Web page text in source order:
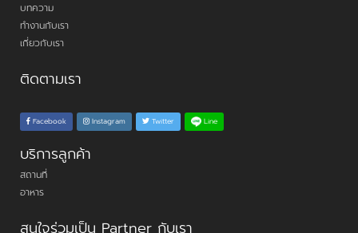
บทความ
ทำงานกับเรา
เกี่ยวกับเรา
ติดตามเรา
Facebook Instagram Twitter Line
บริการลูกค้า
สถานที่
อาหาร
สนใจร่วมเป็น Partner กับเรา